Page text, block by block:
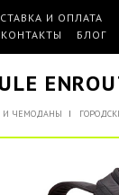
И ОПЛАТА
КОНТАКТЫ БЛОГ
И ЧЕМОДАНЫ